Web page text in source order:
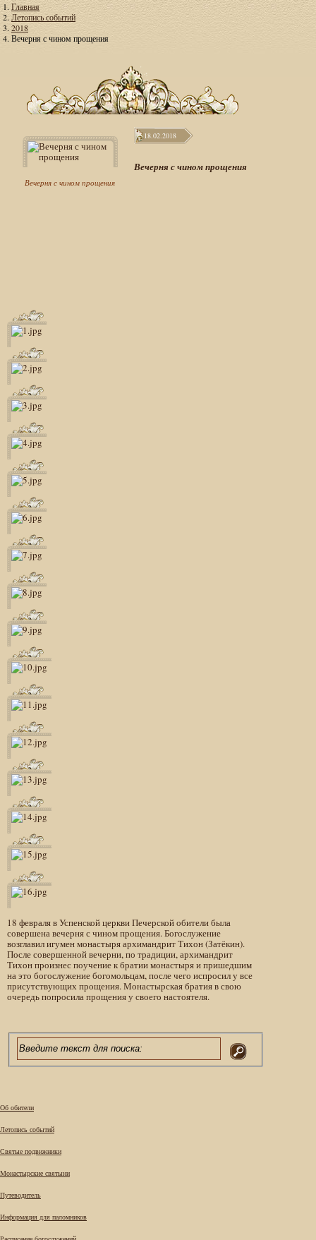
Главная
Летопись событий
2018
Вечерня с чином прощения
Вечерня с чином прощения
18.02.2018
Вечерня с чином прощения
18 февраля в Успенской церкви Печерской обители была
совершена вечерня с чином прощения. Богослужение
возглавил игумен монастыря архимандрит Тихон (Затёкин).
После совершенной вечерни, по традиции, архимандрит
Тихон произнес поучение к братии монастыря и пришедшим
на это богослужение богомольцам, после чего испросил у все
присутствующих прощения. Монастырская братия в свою
очередь попросила прощения у своего настоятеля.
Об обители
Летопись событий
Святые подвижники
Монастырские святыни
Путеводитель
Информация для паломников